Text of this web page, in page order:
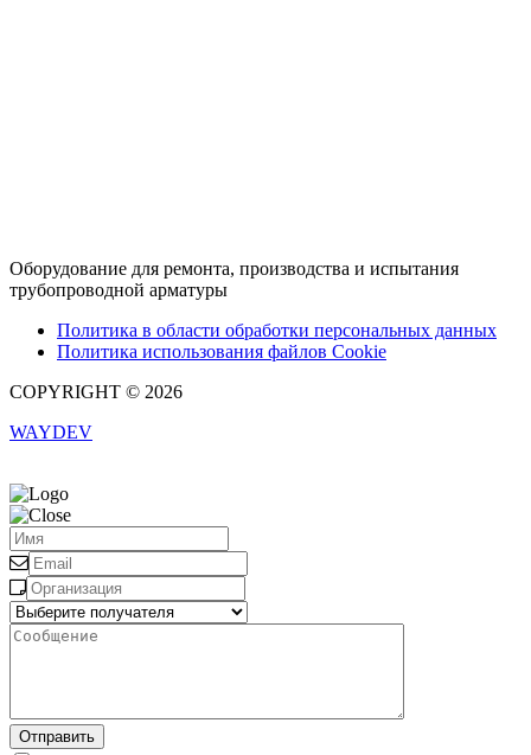
Оборудование для ремонта, производства и испытания
трубопроводной арматуры
Политика в области обработки персональных данных
Политика использования файлов Cookie
COPYRIGHT © 2026
WAYDEV
Отправить